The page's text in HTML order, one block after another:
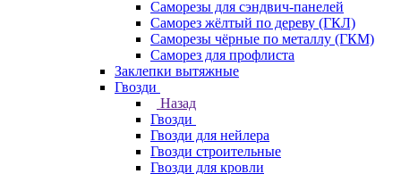
Саморезы для сэндвич-панелей
Саморез жёлтый по дереву (ГКЛ)
Саморезы чёрные по металлу (ГКМ)
Саморез для профлиста
Заклепки вытяжные
Гвозди
Назад
Гвозди
Гвозди для нейлера
Гвозди строительные
Гвозди для кровли